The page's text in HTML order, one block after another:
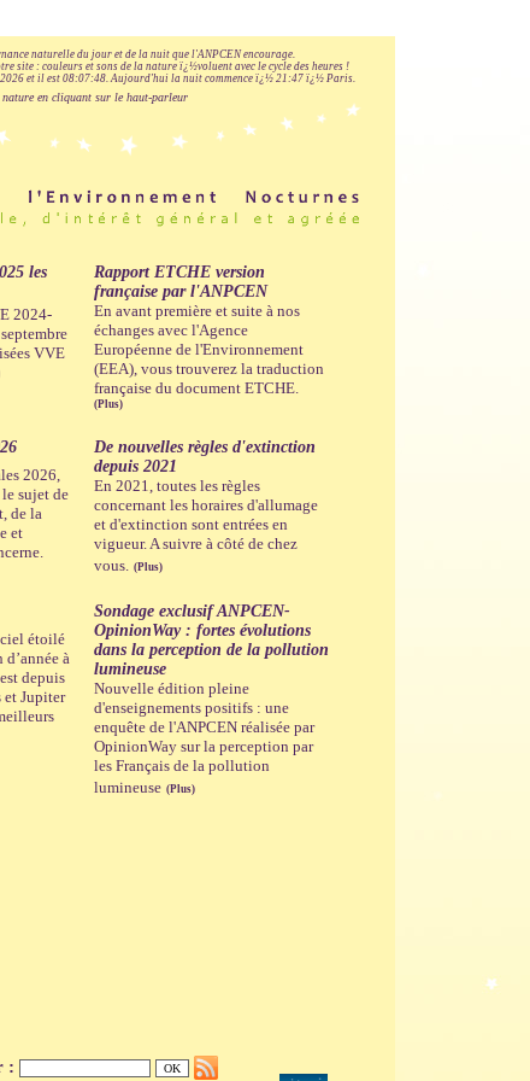
naturelle du jour et de la nuit que l'ANPCEN encourage.
site : couleurs et sons de la nature ï¿½voluent avec le cycle des heures !
et il est08:07:49.Aujourd'hui la nuit commence ï¿½ 21:47 ï¿½ Paris.
nature en cliquant sur le haut-parleur
les
2024-
VVE
Rapport ETCHE version
française par l'ANPCEN
En avant première et suite à nos
échanges avec l'Agence
Européenne de l'Environnement
(EEA), vous trouverez la traduction
française du document ETCHE.
(Plus)
2026,
sujet de
de la
et
De nouvelles règles d'extinction
depuis 2021
En 2021, toutes les règles
concernant les horaires d'allumage
et d'extinction sont entrées en
vigueur. A suivre à côté de chez
vous. (Plus)
étoilé
à
depuis
et Jupiter
Sondage exclusif ANPCEN-
OpinionWay : fortes évolutions
dans la perception de la pollution
lumineuse
Nouvelle édition pleine
d'enseignements positifs : une
enquête de l'ANPCEN réalisée par
OpinionWay sur la perception par
les Français de la pollution
lumineuse (Plus)
: